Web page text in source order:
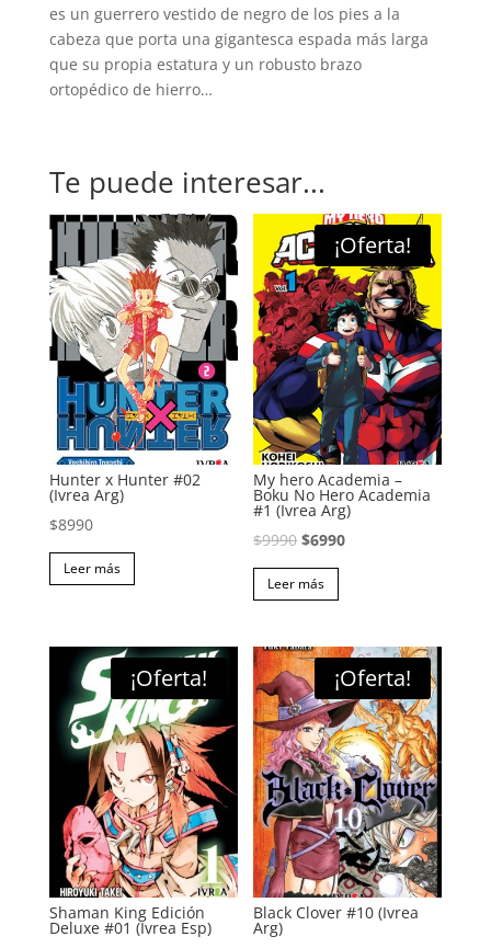
es un guerrero vestido de negro de los pies a la
cabeza que porta una gigantesca espada más larga
que su propia estatura y un robusto brazo
ortopédico de hierro…
Te puede interesar...
Hunter x Hunter #02
(Ivrea Arg)
$8990
Leer más
¡Oferta!
My hero Academia –
Boku No Hero Academia
#1 (Ivrea Arg)
$9990 El
precio
original
$9990.
$6990El
$6990.
Leer más
¡Oferta!
Shaman King Edición
Deluxe #01 (Ivrea Esp)
¡Oferta!
Black Clover #10 (Ivrea
Arg)